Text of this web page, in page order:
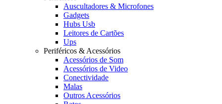
Auscultadores & Microfones
Gadgets
Hubs Usb
Leitores de Cartões
Ups
Periféricos & Acessórios
Acessórios de Som
Acessórios de Video
Conectividade
Malas
Outros Acessórios